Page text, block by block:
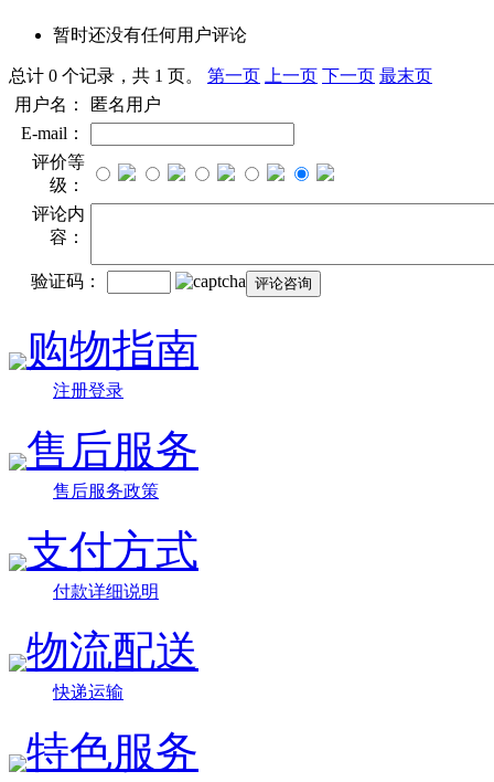
暂时还没有任何用户评论
总计 0 个记录，共 1 页。 第一页 上一页 下一页 最末页
用户名：
匿名用户
E-mail：
评价等
级：
评论内
容：
验证码：
购物指南
注册登录
售后服务
售后服务政策
支付方式
付款详细说明
物流配送
快递运输
特色服务